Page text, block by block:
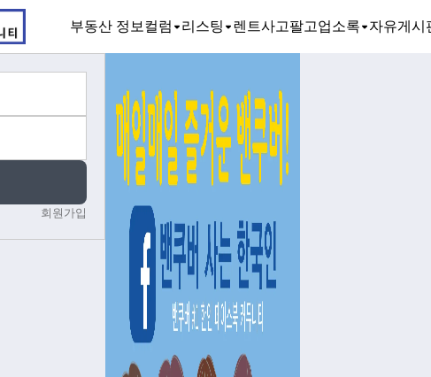
부동산 정보컬럼 리스팅 렌트사고팔고업소록 자유게시
회원가입